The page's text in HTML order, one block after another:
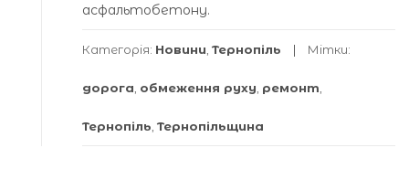
асфальтобетону.
Категорія: Новини Тернопіль Мітки:
дорога обмеження руху ремонт
Тернопіль Тернопільщина